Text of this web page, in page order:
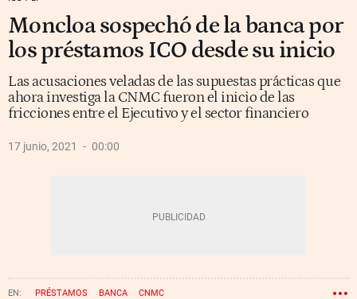
Moncloa sospechó de la banca por
los préstamos ICO desde su inicio
Las acusaciones veladas de las supuestas prácticas que
ahora investiga la CNMC fueron el inicio de las
fricciones entre el Ejecutivo y el sector financiero
17 junio, 2021 00:00
PRÉSTAMOS BANCA CNMC